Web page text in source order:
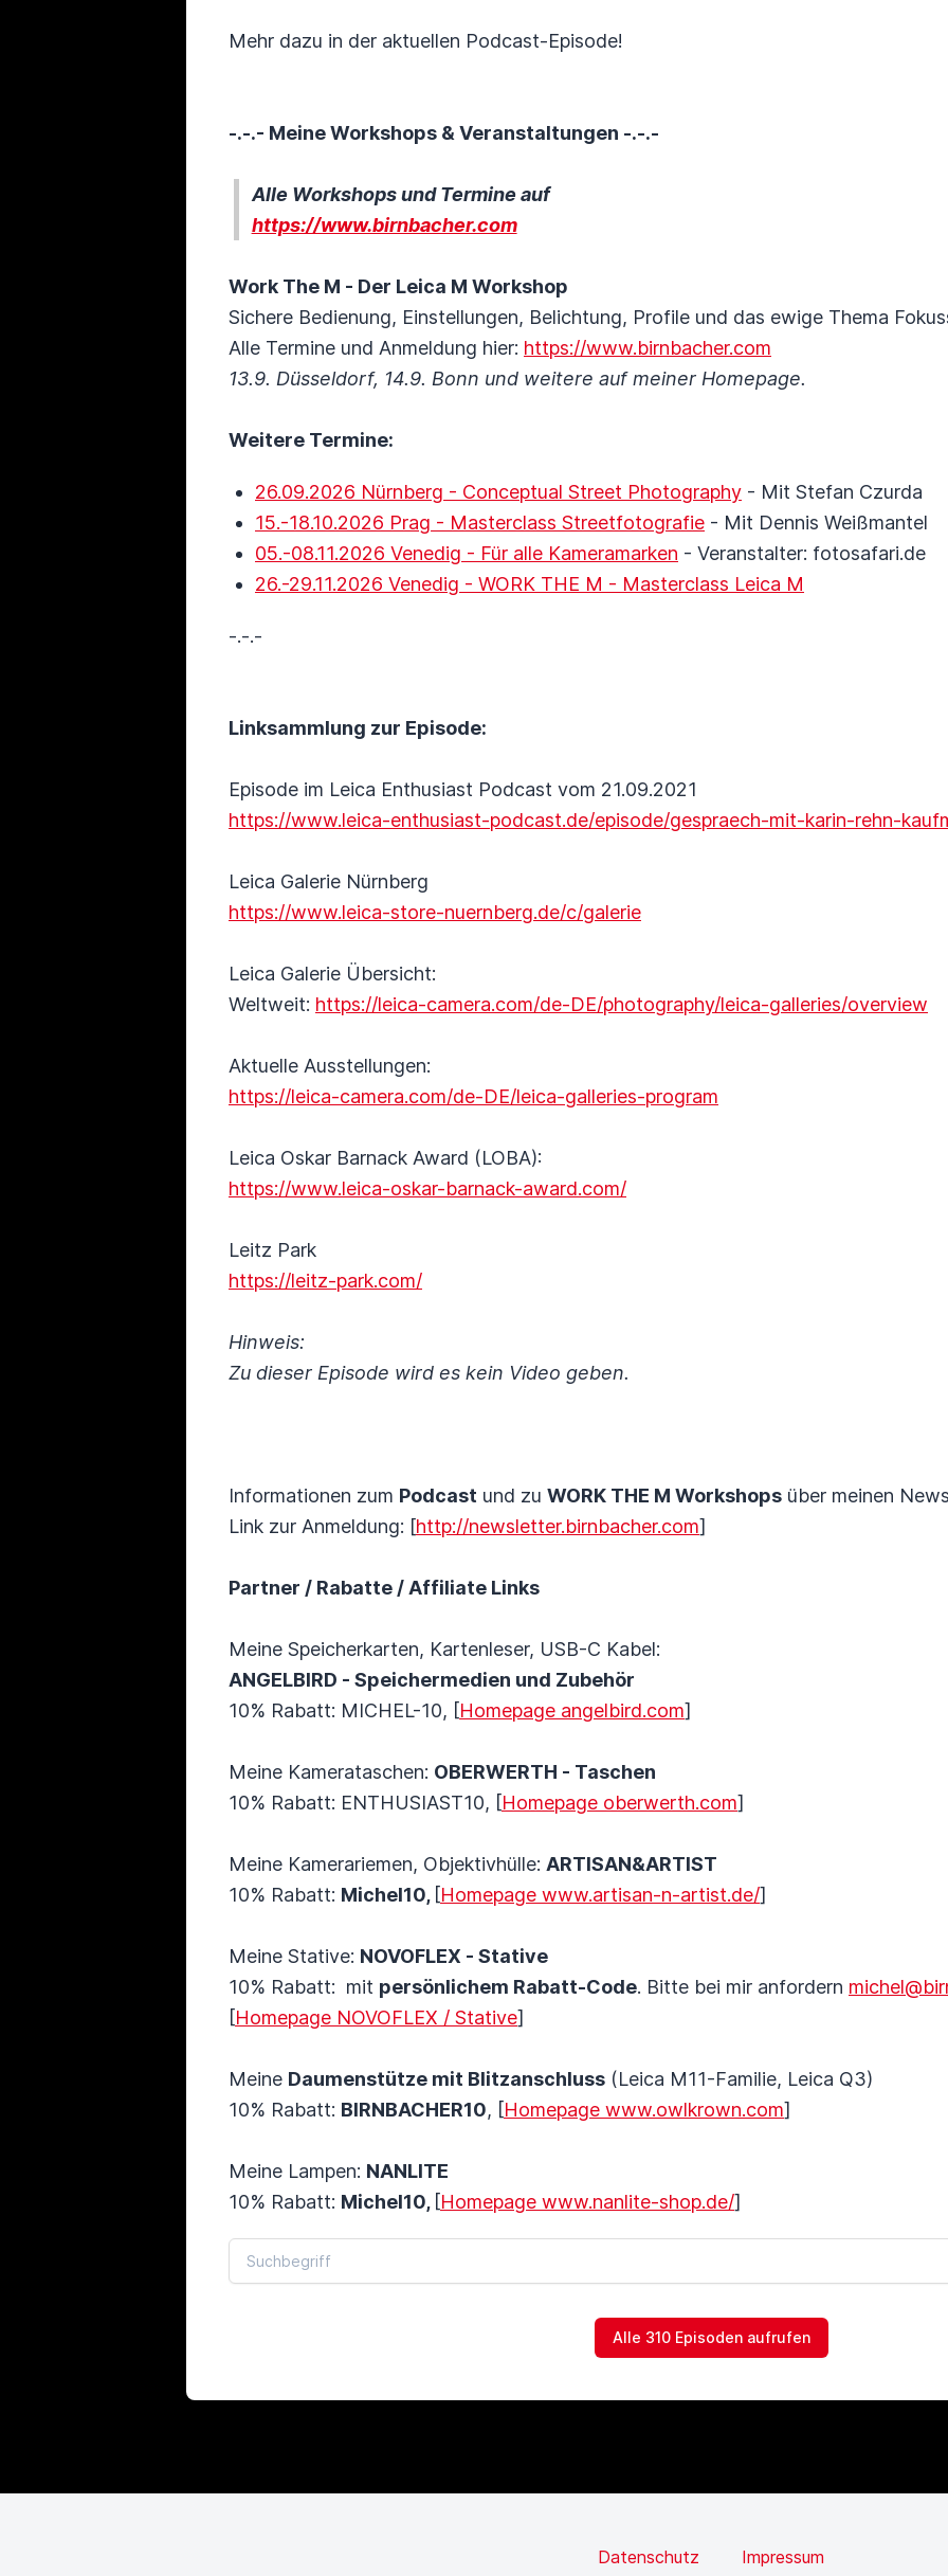
Mehr dazu in der aktuellen Podcast-Episode!
-.-.- Meine Workshops & Veranstaltungen -.-.-
Alle Workshops und Termine auf
https://www.birnbacher.com
Work The M - Der Leica M Workshop
Sichere Bedienung, Einstellungen, Belichtung, Profile und das ewige Thema
Alle Termine und Anmeldung hier: https://www.birnbacher.com
13.9. Düsseldorf, 14.9. Bonn und weitere auf meiner Homepage.
Weitere Termine:
26.09.2026 Nürnberg - Conceptual Street Photography - Mit Stefan Czurda
15.-18.10.2026 Prag - Masterclass Streetfotografie - Mit Dennis Weißmantel
05.-08.11.2026 Venedig - Für alle Kameramarken - Veranstalter: fotosafari.de
26.-29.11.2026 Venedig - WORK THE M - Masterclass Leica M
-.-.-
Linksammlung zur Episode:
Episode im Leica Enthusiast Podcast vom 21.09.2021
https://www.leica-enthusiast-podcast.de/episode/gespraech-mit-karin-rehn-
Leica Galerie Nürnberg
https://www.leica-store-nuernberg.de/c/galerie
Leica Galerie Übersicht:
Weltweit: https://leica-camera.com/de-DE/photography/leica-galleries/overview
Aktuelle Ausstellungen:
https://leica-camera.com/de-DE/leica-galleries-program
Leica Oskar Barnack Award (LOBA):
https://www.leica-oskar-barnack-award.com/
Leitz Park
https://leitz-park.com/
Hinweis:
Zu dieser Episode wird es kein Video geben.
Informationen zum Podcast und zu WORK THE M Workshops über meinen
Link zur Anmeldung: [http://newsletter.birnbacher.com]
Partner / Rabatte / Affiliate Links
Meine Speicherkarten, Kartenleser, USB-C Kabel:
ANGELBIRD - Speichermedien und Zubehör
10% Rabatt: MICHEL-10, [Homepage angelbird.com]
Meine Kamerataschen: OBERWERTH - Taschen
10% Rabatt: ENTHUSIAST10, [Homepage oberwerth.com]
Meine Kamerariemen, Objektivhülle: ARTISAN&ARTIST
10% Rabatt: Michel10, [Homepage www.artisan-n-artist.de/]
Meine Stative: NOVOFLEX - Stative
10% Rabatt: mit persönlichem Rabatt-Code. Bitte bei mir anfordern
[Homepage NOVOFLEX / Stative]
Meine Daumenstütze mit Blitzanschluss (Leica M11-Familie, Leica Q3)
10% Rabatt: BIRNBACHER10, [Homepage www.owlkrown.com]
Meine Lampen: NANLITE
10% Rabatt: Michel10, [Homepage www.nanlite-shop.de/]
Alle 310 Episoden aufrufen
Datenschutz Impressum